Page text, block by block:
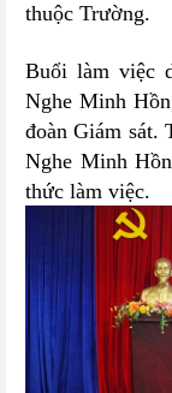
thuộc Trường.
Buổi làm việc
Nghe Minh
đoàn Giám sát.
Nghe Minh
thức làm việc.